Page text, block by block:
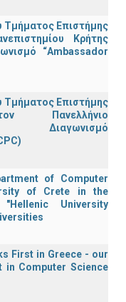
Τμήματος Επιστήμης
Κρήτης
“Ambassador
Τμήματος Επιστήμης
Πανελλήνιο
Διαγωνισμό
of Computer
of Crete in the
University
First in Greece - our
in Computer Science